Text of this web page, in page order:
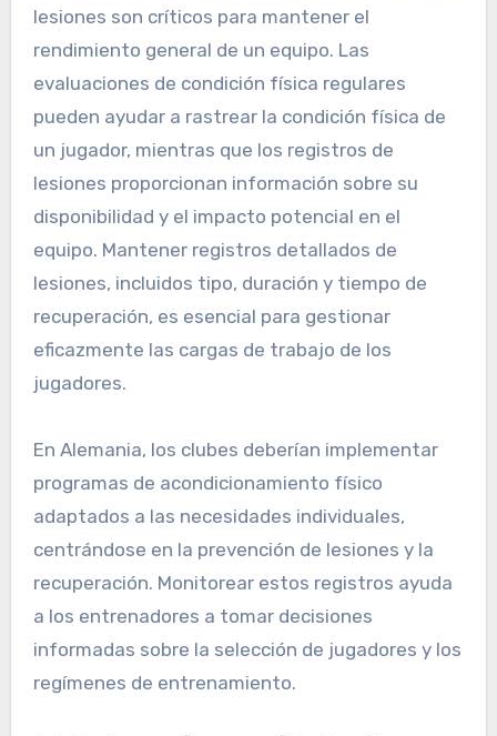
lesiones son críticos para mantener el
rendimiento general de un equipo. Las
evaluaciones de condición física regulares
pueden ayudar a rastrear la condición física de
un jugador, mientras que los registros de
lesiones proporcionan información sobre su
disponibilidad y el impacto potencial en el
equipo. Mantener registros detallados de
lesiones, incluidos tipo, duración y tiempo de
recuperación, es esencial para gestionar
eficazmente las cargas de trabajo de los
jugadores.
En Alemania, los clubes deberían implementar
programas de acondicionamiento físico
adaptados a las necesidades individuales,
centrándose en la prevención de lesiones y la
recuperación. Monitorear estos registros ayuda
a los entrenadores a tomar decisiones
informadas sobre la selección de jugadores y los
regímenes de entrenamiento.